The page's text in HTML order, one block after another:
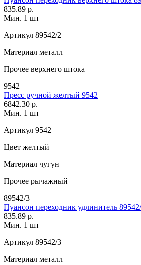
835.89 р.
Мин. 1 шт
Артикул 89542/2
Материал металл
Прочее верхнего штока
9542
Пресс ручной желтый 9542
6842.30 р.
Мин. 1 шт
Артикул 9542
Цвет желтый
Материал чугун
Прочее рычажный
89542/3
Пуансон переходник удлинитель
835.89 р.
Мин. 1 шт
Артикул 89542/3
Материал металл